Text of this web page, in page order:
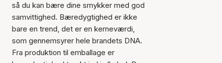
så du kan bære dine smykker med god
samvittighed. Bæredygtighed er ikke
bare en trend, det er en kerneværdi,
som gennemsyrer hele brandets DNA.
Fra produktion til emballage er